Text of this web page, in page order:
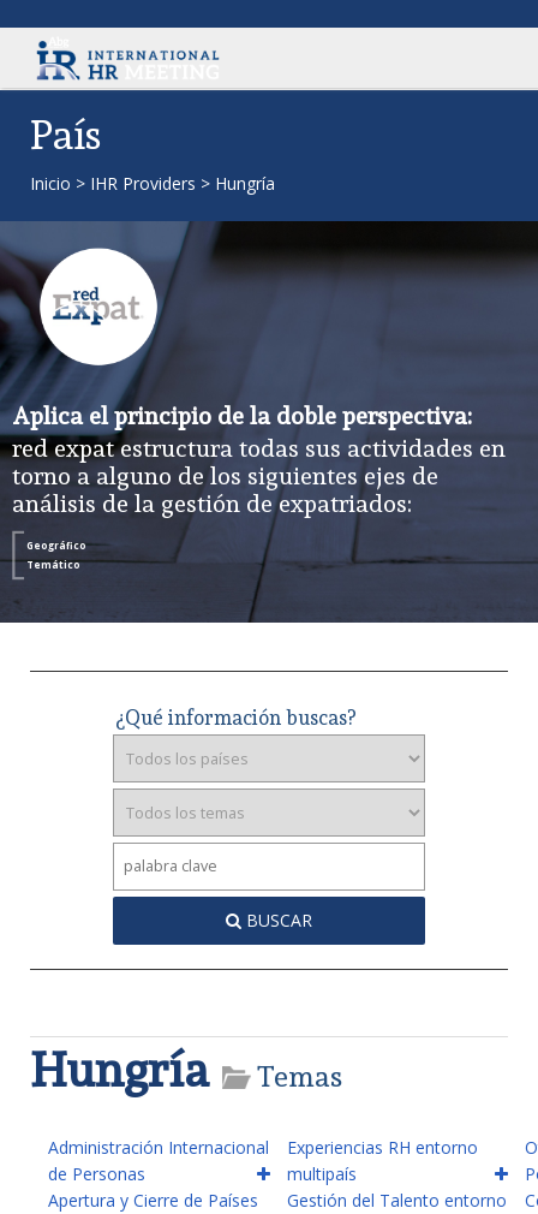
País
Inicio > IHR Providers > Hungría
Aplica el principio de la doble perspectiva:
red expat estructura todas sus actividades en
torno a alguno de los siguientes ejes de
análisis de la gestión de expatriados:
Geográfico
Temático
¿Qué información buscas?
BUSCAR
Hungría Temas
Administración Internacional
de Personas
Apertura y Cierre de Países
Experiencias RH entorno
multipaís
Gestión del Talento entorno